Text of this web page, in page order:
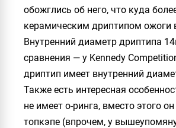
обожглись об него, что куда
керамическим дриптипом ожоги
Внутренний диаметр дриптипа
сравнения — у Kennedy
дриптип имеет внутренний
Также есть интересная
не имеет о-ринга, вместо этого
топкэпе (впрочем, у